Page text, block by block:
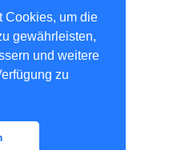
Cookies, um die
gewährleisten,
und weitere
zu